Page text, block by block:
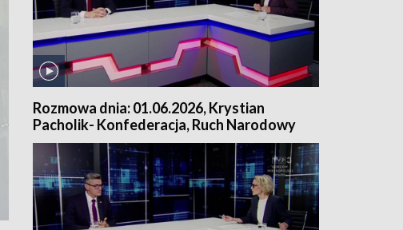
Rozmowa dnia: 01.06.2026, Krystian
Pacholik- Konfederacja, Ruch Narodowy